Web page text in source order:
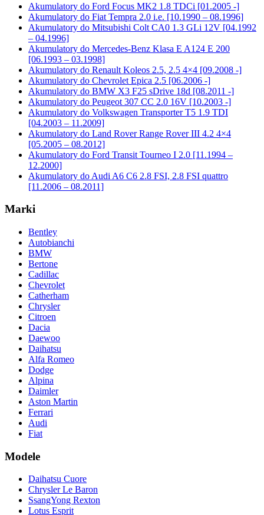
Akumulatory do Ford Focus MK2 1.8 TDCi [01.2005 -]
Akumulatory do Fiat Tempra 2.0 i.e. [10.1990 – 08.1996]
Akumulatory do Mitsubishi Colt CA0 1.3 GLi 12V [04.1992
– 04.1996]
Akumulatory do Mercedes-Benz Klasa E A124 E 200
[06.1993 – 03.1998]
Akumulatory do Renault Koleos 2.5, 2.5 4×4 [09.2008 -]
Akumulatory do Chevrolet Epica 2.5 [06.2006 -]
Akumulatory do BMW X3 F25 sDrive 18d [08.2011 -]
Akumulatory do Peugeot 307 CC 2.0 16V [10.2003 -]
Akumulatory do Volkswagen Transporter T5 1.9 TDI
[04.2003 – 11.2009]
Akumulatory do Land Rover Range Rover III 4.2 4×4
[05.2005 – 08.2012]
Akumulatory do Ford Transit Tourneo I 2.0 [11.1994 –
12.2000]
Akumulatory do Audi A6 C6 2.8 FSI, 2.8 FSI quattro
[11.2006 – 08.2011]
Marki
Bentley
Autobianchi
BMW
Bertone
Cadillac
Chevrolet
Catherham
Chrysler
Citroen
Dacia
Daewoo
Daihatsu
Alfa Romeo
Dodge
Alpina
Daimler
Aston Martin
Ferrari
Audi
Fiat
Modele
Daihatsu Cuore
Chrysler Le Baron
SsangYong Rexton
Lotus Esprit